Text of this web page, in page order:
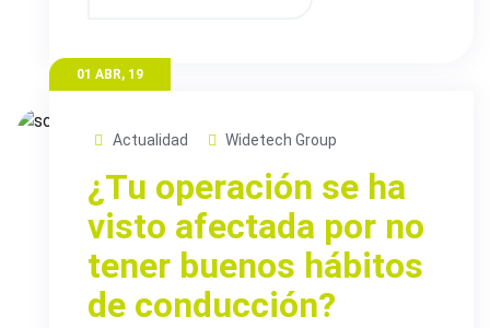
01 ABR, 19
Actualidad Widetech Group
¿Tu operación se ha
visto afectada por no
tener buenos hábitos
de conducción?